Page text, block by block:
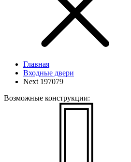
Главная
Входные двери
Next 197079
Возможные конструкции: